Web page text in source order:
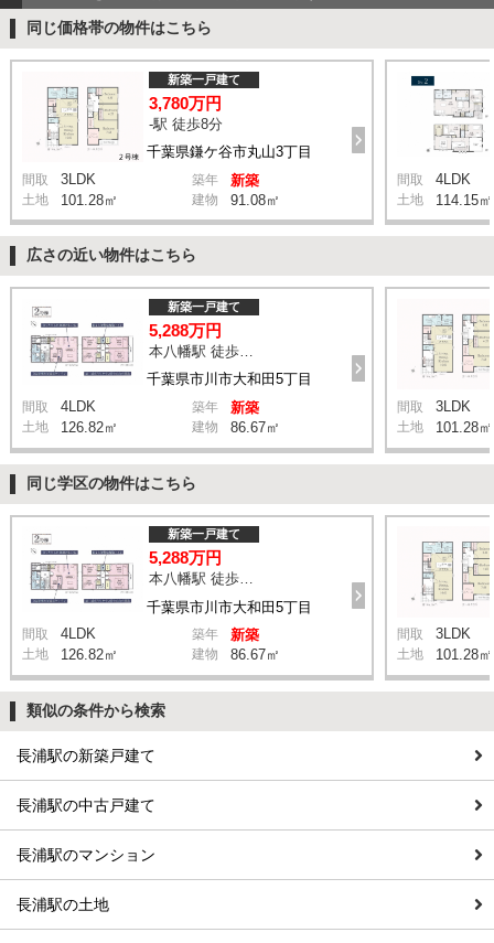
同じ価格帯の物件はこちら
千葉県鎌ケ谷市丸山3丁目
新築一戸建て
3,780万円
-駅 徒歩8分
間取 3LDK 築年 新築
土地 101.28㎡ 建物 91.08㎡
間取 4LDK
土地 114.15㎡
広さの近い物件はこちら
千葉県市川市大和田5丁目
新築一戸建て
5,288万円
本八幡駅 徒歩20分
間取 4LDK 築年 新築
土地 126.82㎡ 建物 86.67㎡
間取 3LDK
土地 101.28㎡
同じ学区の物件はこちら
千葉県市川市大和田5丁目
新築一戸建て
5,288万円
本八幡駅 徒歩20分
間取 4LDK 築年 新築
土地 126.82㎡ 建物 86.67㎡
間取 3LDK
土地 101.28㎡
類似の条件から検索
長浦駅の新築戸建て
長浦駅の中古戸建て
長浦駅のマンション
長浦駅の土地